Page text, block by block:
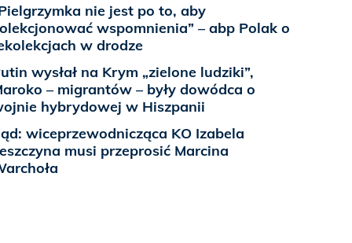
nie jest po to, aby
wspomnienia” – abp Polak o
w drodze
wysłał na Krym „zielone ludziki”,
– migrantów – były dowódca o
hybrydowej w Hiszpanii
wiceprzewodnicząca KO Izabela
musi przeprosić Marcina